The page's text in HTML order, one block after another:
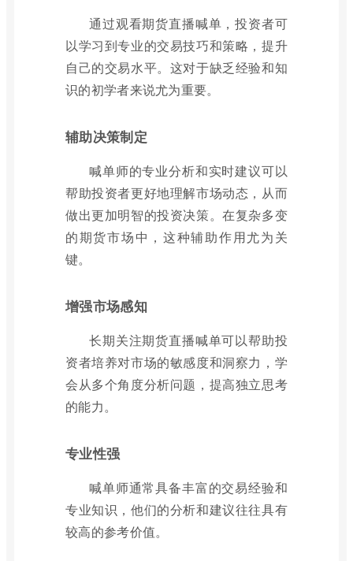
通过观看期货直播喊单，投资者可
以学习到专业的交易技巧和策略，提升
自己的交易水平。这对于缺乏经验和知
识的初学者来说尤为重要。
辅助决策制定
喊单师的专业分析和实时建议可以
帮助投资者更好地理解市场动态，从而
做出更加明智的投资决策。在复杂多变
的期货市场中，这种辅助作用尤为关
键。
增强市场感知
长期关注期货直播喊单可以帮助投
资者培养对市场的敏感度和洞察力，学
会从多个角度分析问题，提高独立思考
的能力。
专业性强
喊单师通常具备丰富的交易经验和
专业知识，他们的分析和建议往往具有
较高的参考价值。